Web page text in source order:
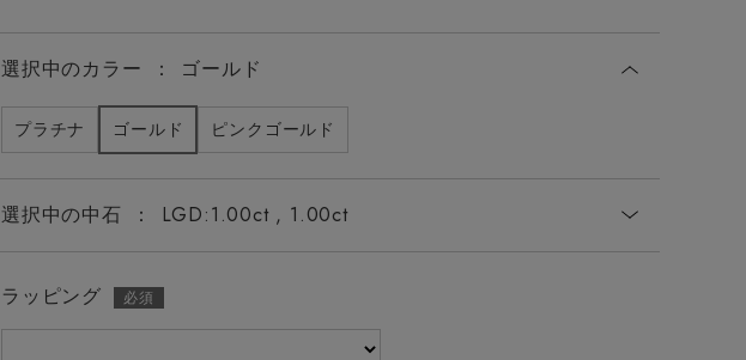
選択中のカラー ： ゴールド
プラチナ ゴールド ピンクゴールド
選択中の中石 ： LGD:1.00ct , 1.00ct
ラッピング